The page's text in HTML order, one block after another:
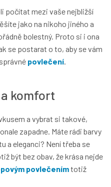
počítat mezi vaše nejbližší
jako na nikoho jiného a
bolestný. Proto si i ona
se postarat o to, aby se vám
povlečení
komfort
a vybrat si takové,
zapadne. Máte rádi barvy
a eleganci? Není třeba se
být bez obav, že krása nejde
povlečenímtotiž